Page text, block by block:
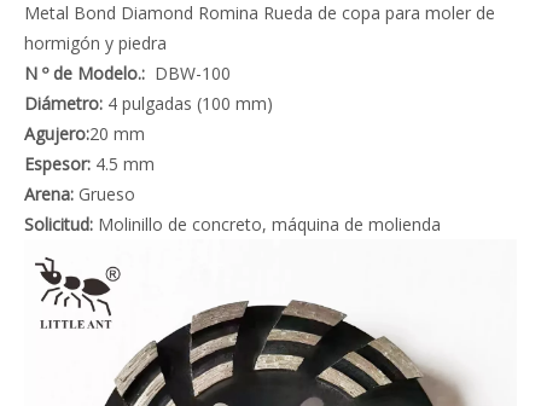
Metal Bond Diamond Romina Rueda de copa para moler de
hormigón y piedra
N º de Modelo.: DBW-100
Diámetro: 4 pulgadas (100 mm)
Agujero:20 mm
Espesor: 4.5 mm
Arena: Grueso
Solicitud: Molinillo de concreto, máquina de molienda